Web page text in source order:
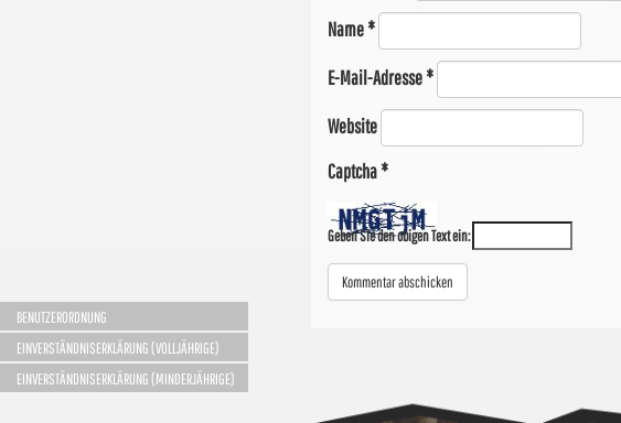
BENUTZERORDNUNG
EINVERSTÄNDNISERKLÄRUNG (VOLLJÄHRIGE)
EINVERSTÄNDNISERKLÄRUNG (MINDERJÄHRIGE)
Name*
E-Mail-Adresse*
Website
Captcha*
Geben Sie den obigen Text ein: